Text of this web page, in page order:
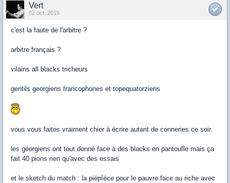
Vert
02 oct. 2015
c'est la faute de l'arbitre ?
arbitre français ?
vilains all blacks tricheurs
gentils georgiens francophones et topequatorziens
vous vous faites vraiment chier à écrire autant de conneries ce soir.
les géorgiens ont tout donné face à des blacks en pantoufle mais ça
fait 40 pions rien qu'avec des essais
et le sketch du match : la piépîéce pour le pauvre face au riche avec